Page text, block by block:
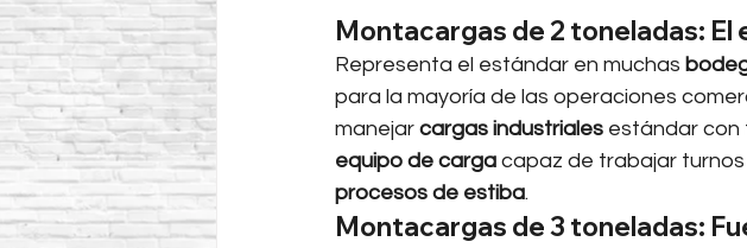
Montacargas de 2 toneladas:
Representa el estándar en muchas
para la mayoría de las operaciones
manejar cargas industriales estándar con
equipo de carga capaz de trabajar
procesos de estiba.
Montacargas de 3 toneladas: